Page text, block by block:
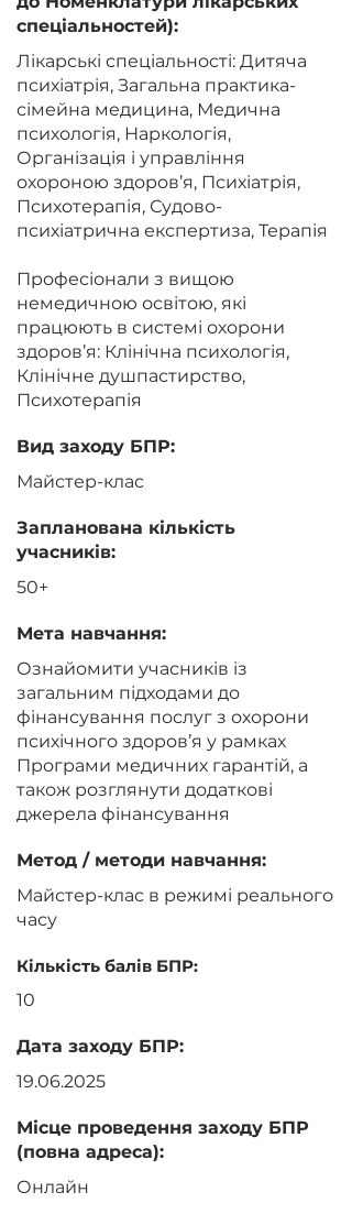
спеціальностей):
Лікарські спеціальності: Дитяча
психіатрія, Загальна практика-
сімейна медицина, Медична
психологія, Наркологія,
Організація і управління
охороною здоров’я, Психіатрія,
Психотерапія, Судово-
психіатрична експертиза, Терапія
Професіонали з вищою
немедичною освітою, які
працюють в системі охорони
здоров’я: Клінічна психологія,
Клінічне душпастирство,
Психотерапія
Вид заходу БПР:
Майстер-клас
Запланована кількість
учасників:
50+
Мета навчання:
Ознайомити учасників із
загальним підходами до
фінансування послуг з охорони
психічного здоров’я у рамках
Програми медичних гарантій, а
також розглянути додаткові
джерела фінансування
Метод / методи навчання:
Майстер-клас в режимі реального
часу
Кількість балів БПР:
10
Дата заходу БПР:
19.06.2025
Місце проведення заходу БПР
(повна адреса):
Онлайн